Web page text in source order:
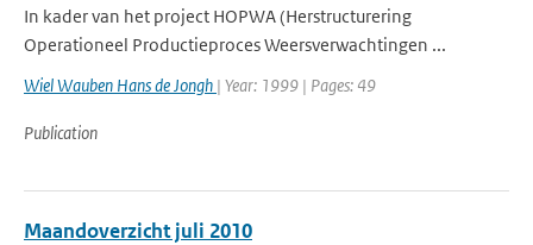
In kader van het project HOPWA (Herstructurering
Operationeel Productieproces Weersverwachtingen ...
Wiel Wauben Hans de Jongh | Year: 1999 | Pages: 49
Publication
Maandoverzicht juli 2010